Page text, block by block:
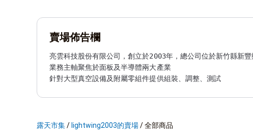
賣場佈告欄
亮雲科技股份有限公司，創立於2003年，總公司位於新竹縣新豐
業務主軸聚焦於面板及半導體兩大產業
針對大型真空設備及附屬零組件提供組裝、調整、測試
交易方式：先收款再出貨
交貨方式：貨運、或另行約定 (本公司全數商品不包含運費、不
露天市集/lightwing2003的賣場/全部商品